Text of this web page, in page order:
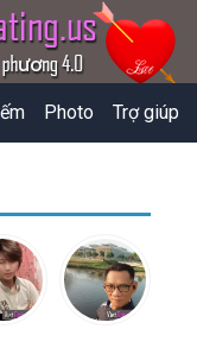
Photo Trợ giúp